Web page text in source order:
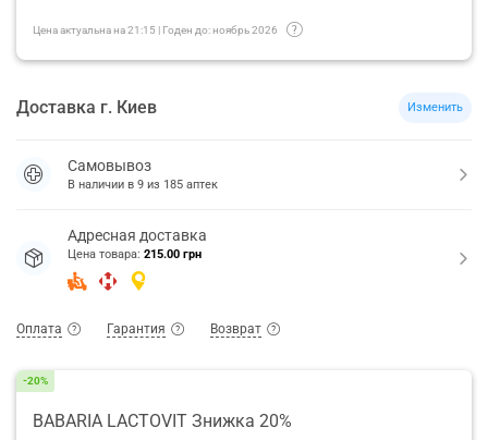
Цена актуальна на21:15 | Годен до:ноябрь 2026
Доставка г. Киев Изменить
Самовывоз
В наличии в 9 из 185 аптек
Адресная доставка
Цена товара: 215.00 грн
Оплата Гарантия Возврат
-20%
BABARIA LACTOVIT Знижка 20%